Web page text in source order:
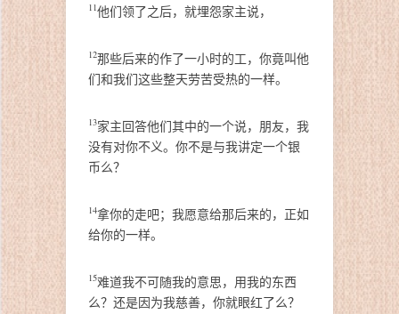
11他们领了之后，就埋怨家主说，
12那些后来的作了一小时的工，你竟叫他
们和我们这些整天劳苦受热的一样。
13家主回答他们其中的一个说，朋友，我
没有对你不义。你不是与我讲定一个银
币么？
14拿你的走吧；我愿意给那后来的，正如
给你的一样。
15难道我不可随我的意思，用我的东西
么？还是因为我慈善，你就眼红了么？